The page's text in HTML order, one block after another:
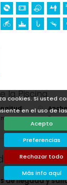
cookies. Si usted
en el uso de
Acepto
Preferencias
Rechazar todo
Más info aquí
la Piscina
:
m.
Ancho
5 m.